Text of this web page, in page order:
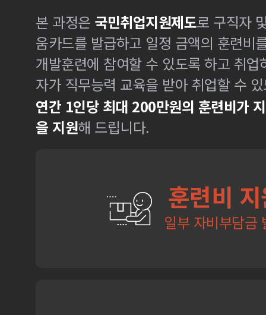
본 과정은 국민취업지원제도로 구직자
움카드를 발급하고 일정 금액의 훈련비
개발훈련에 참여할 수 있도록 하고 취
자가 직무능력 교육을 받아 취업할 수
연간 1인당 최대 200만원의 훈련비가
을 지원해 드립니다.
훈련비
일부 자비부담금